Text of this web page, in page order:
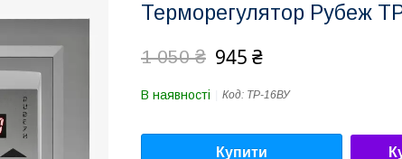
Терморегулятор Рубеж
1 050 ₴ 945 ₴
В наявності Код: ТР-16ВУ
Купити